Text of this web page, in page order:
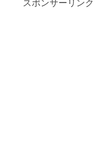
スポンサーリンク